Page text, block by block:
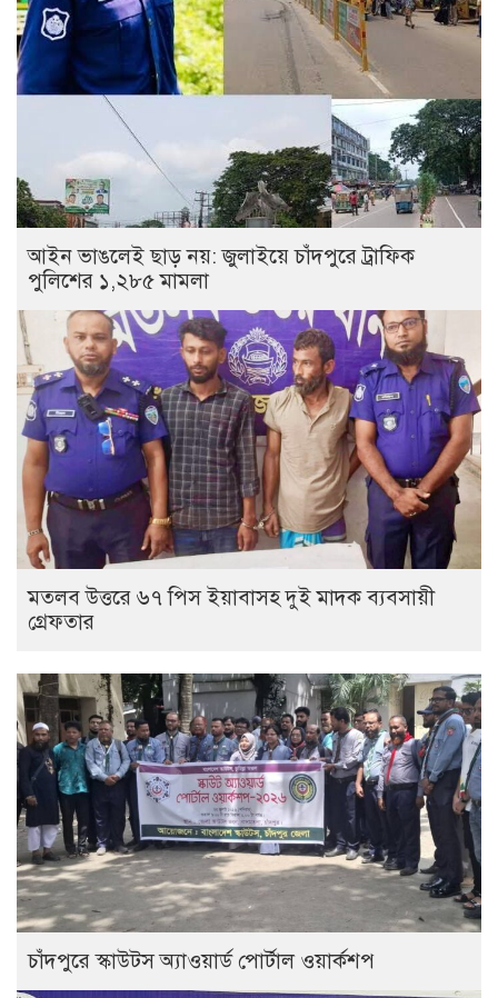
আইন ভাঙলেই ছাড় নয়: জুলাইয়ে চাঁদপুরে ট্রাফিক
পুলিশের ১,২৮৫ মামলা
মতলব উত্তরে ৬৭ পিস ইয়াবাসহ দুই মাদক ব্যবসায়ী
গ্রেফতার
চাঁদপুরে স্কাউটস অ্যাওয়ার্ড পোর্টাল ওয়ার্কশপ